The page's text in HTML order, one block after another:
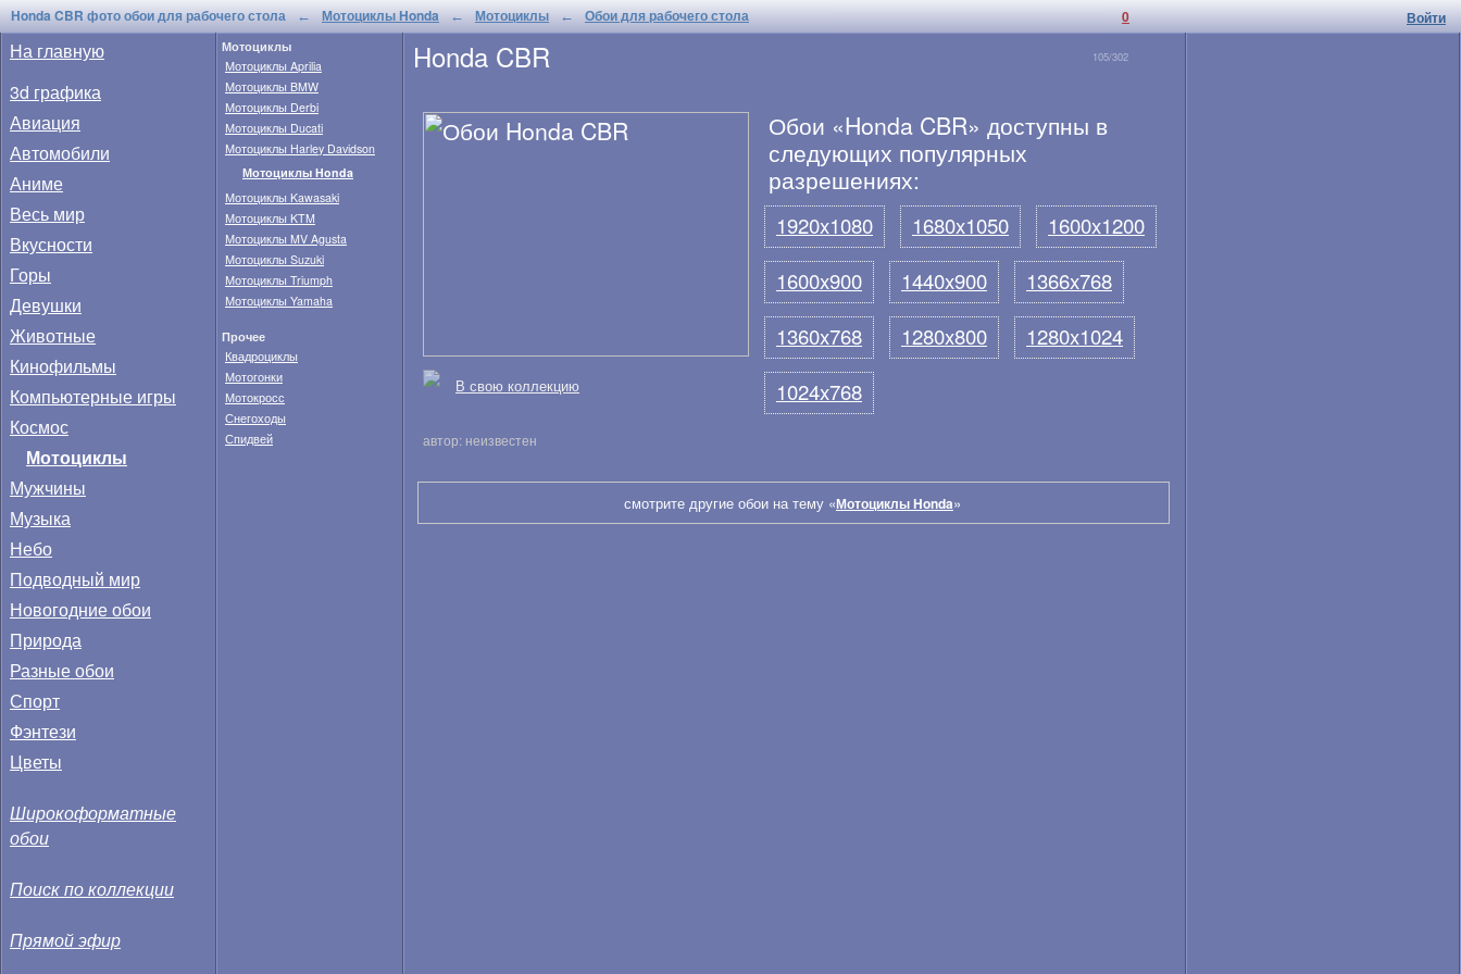
0 Войти
Honda CBR фото обои для рабочего стола ← Мотоциклы Honda ← Мотоциклы ← Обои для рабочего стола
На главную
3d графика
Авиация
Автомобили
Аниме
Весь мир
Вкусности
Горы
Девушки
Животные
Кинофильмы
Компьютерные игры
Космос
Мотоциклы
Мужчины
Музыка
Небо
Подводный мир
Новогодние обои
Природа
Разные обои
Спорт
Фэнтези
Цветы
Широкоформатные
обои
Поиск по коллекции
Прямой эфир
Мотоциклы
Мотоциклы Aprilia
Мотоциклы BMW
Мотоциклы Derbi
Мотоциклы Ducati
Мотоциклы Harley Davidson
Мотоциклы Honda
Мотоциклы Kawasaki
Мотоциклы KTM
Мотоциклы MV Agusta
Мотоциклы Suzuki
Мотоциклы Triumph
Мотоциклы Yamaha
Прочее
Квадроциклы
Мотогонки
Мотокросс
Снегоходы
Спидвей
105/302
Honda CBR
В свою коллекцию
Обои «Honda CBR» доступны в
следующих популярных
разрешениях:
1920x1080 1680x1050
1600x1200
1600x900
1440x900
1366x768
1360x768
1280x800
1280x1024
1024x768
автор: неизвестен
смотрите другие обои на тему «Мотоциклы Honda»